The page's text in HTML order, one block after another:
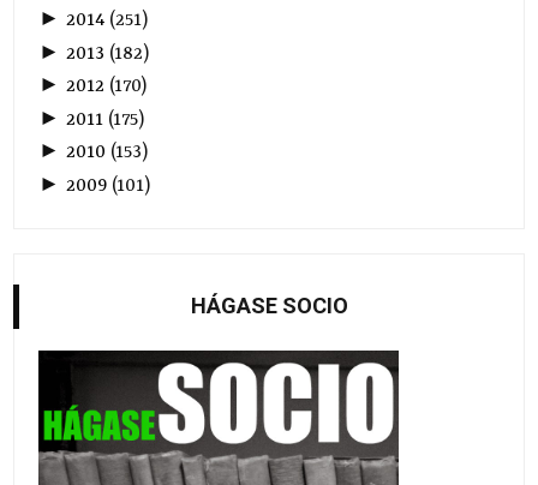
►2014 (251)
► 2013 (182)
►2012 (170)
► 2011 (175)
►2010 (153)
► 2009 (101)
HÁGASE SOCIO